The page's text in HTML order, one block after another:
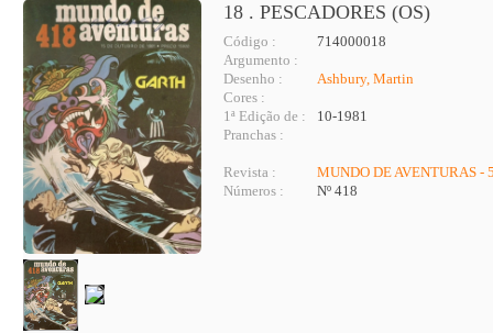
18 . PESCADORES (OS)
Código :
714000018
Argumento :
Desenho :
Ashbury, Martin
Cores :
1ª Edição de :
10-1981
Pranchas :
Revista :
MUNDO DE AVENTURAS -
Números :
Nº 418